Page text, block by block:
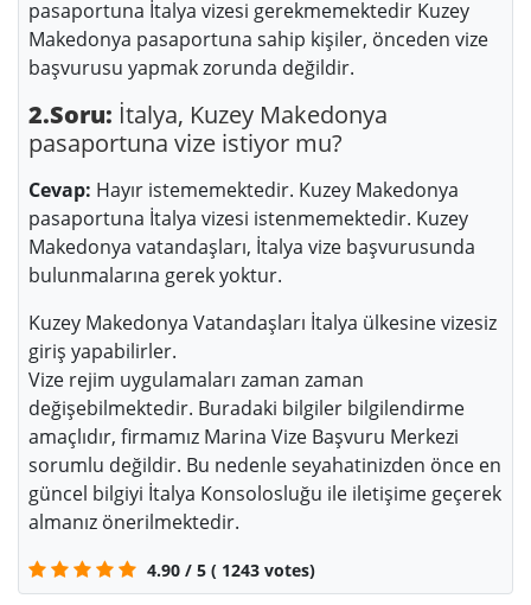
pasaportuna İtalya vizesi gerekmemektedir Kuzey
Makedonya pasaportuna sahip kişiler, önceden vize
başvurusu yapmak zorunda değildir.
2.Soru: İtalya, Kuzey Makedonya
pasaportuna vize istiyor mu?
Cevap: Hayır istememektedir. Kuzey Makedonya
pasaportuna İtalya vizesi istenmemektedir. Kuzey
Makedonya vatandaşları, İtalya vize başvurusunda
bulunmalarına gerek yoktur.
Kuzey Makedonya Vatandaşları İtalya ülkesine vizesiz
giriş yapabilirler.
Vize rejim uygulamaları zaman zaman
değişebilmektedir. Buradaki bilgiler bilgilendirme
amaçlıdır, firmamız Marina Vize Başvuru Merkezi
sorumlu değildir. Bu nedenle seyahatinizden önce en
güncel bilgiyi İtalya Konsolosluğu ile iletişime geçerek
almanız önerilmektedir.
4.90 / 5 ( 1243 votes)